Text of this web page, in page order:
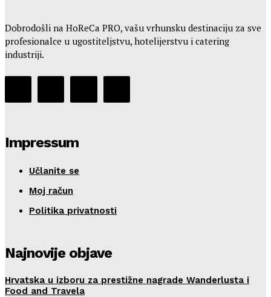
Dobrodošli na HoReCa PRO, vašu vrhunsku destinaciju za sve
profesionalce u ugostiteljstvu, hotelijerstvu i catering
industriji.
Impressum
Učlanite se
Moj račun
Politika privatnosti
Najnovije objave
Hrvatska u izboru za prestižne nagrade Wanderlusta i
Food and Travela